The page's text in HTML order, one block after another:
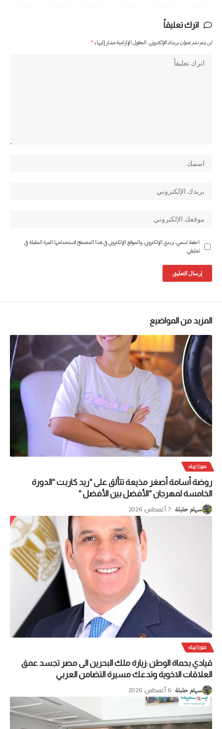
اترك تعليقاً
لن يتم نشر عنوان بريدك الإلكتروني. الحقول الإلزامية مشار إليها بـ*
احفظ اسمي، بريدي الإلكتروني، والموقع الإلكتروني في هذا المتصفح لاستخدامها المرة المقبلة في
تعليقي.
المزيد من المواضيع
موزاييك
روضة أسامة أصغر مذيعة تتألق على “ريد كاربت “الدورة
الخامسة لمهرجان “الأفضل بين الأفضل “
سهام حليلة 7 أغسطس، 2026
موزاييك
قيادي بحماة الوطن :زيارة ملك البحرين الى مصر تجسد عمق
العلاقات الاخوية وتدعك مسيرة التضامن العربي
سهام حليلة 6 أغسطس، 2026